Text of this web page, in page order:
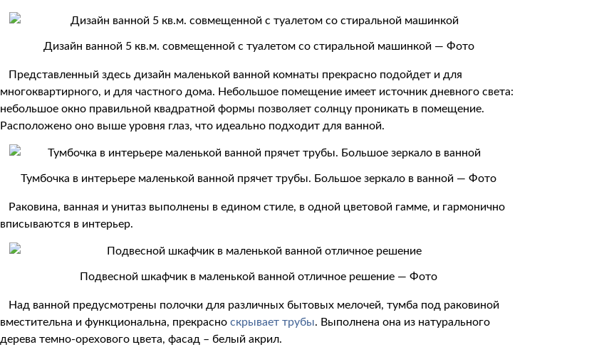
Дизайн ванной 5 кв.м. совмещенной с туалетом со стиральной машинкой — Фото
Представленный здесь дизайн маленькой ванной комнаты прекрасно подойдет и для
многоквартирного, и для частного дома. Небольшое помещение имеет источник дневного света:
небольшое окно правильной квадратной формы позволяет солнцу проникать в помещение.
Расположено оно выше уровня глаз, что идеально подходит для ванной.
Тумбочка в интерьере маленькой ванной прячет трубы. Большое зеркало в ванной — Фото
Раковина, ванная и унитаз выполнены в едином стиле, в одной цветовой гамме, и гармонично
вписываются в интерьер.
Подвесной шкафчик в маленькой ванной отличное решение — Фото
Над ванной предусмотрены полочки для различных бытовых мелочей, тумба под раковиной
вместительна и функциональна, прекрасноскрывает трубы. Выполнена она из натурального
дерева темно-орехового цвета, фасад – белый акрил.